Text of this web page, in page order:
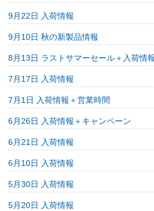
9月22日 入荷情報
9月10日 秋の新製品情報
8月13日 ラストサマーセール＋入荷情
7月17日 入荷情報
7月1日 入荷情報＋営業時間
6月26日 入荷情報＋キャンペーン
6月21日 入荷情報
6月10日 入荷情報
5月30日 入荷情報
5月20日 入荷情報